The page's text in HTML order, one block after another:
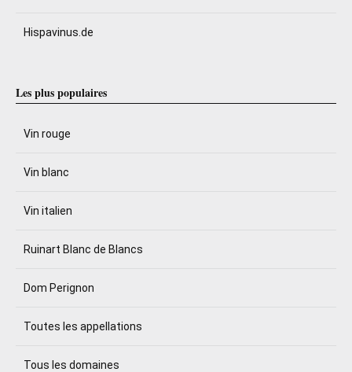
Hispavinus.de
Les plus populaires
Vin rouge
Vin blanc
Vin italien
Ruinart Blanc de Blancs
Dom Perignon
Toutes les appellations
Tous les domaines